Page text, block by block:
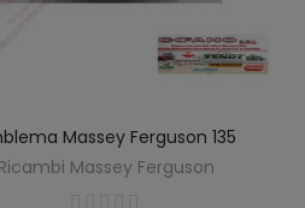
AGGIUNGI AL CARRELLO
Massey Ferguson 135
Ricambi Massey Ferguson